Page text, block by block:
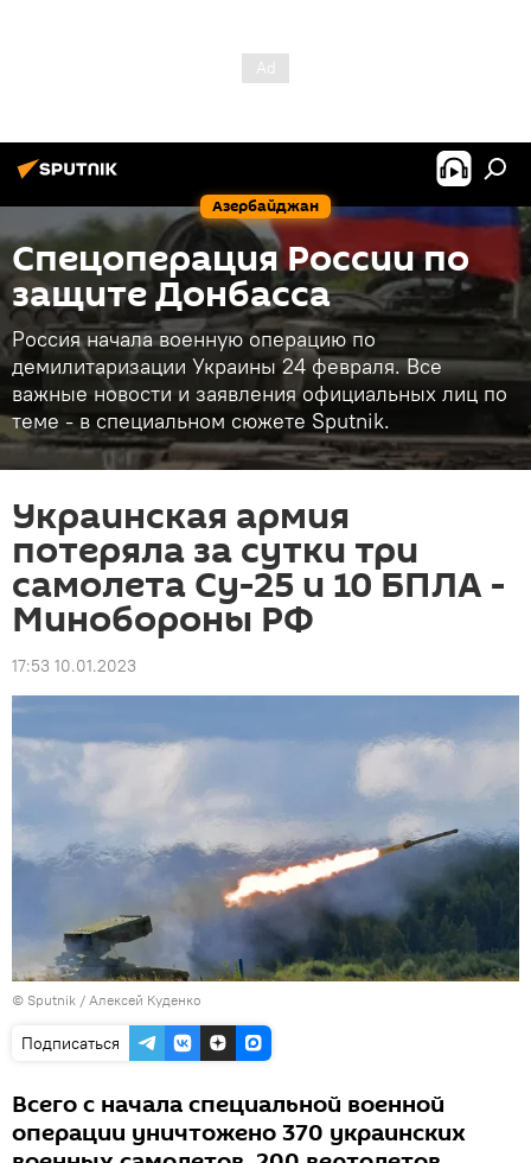
Азербайджан
Спецоперация России по
защите Донбасса
Россия начала военную операцию по
демилитаризации Украины 24 февраля. Все
важные новости и заявления официальных лиц по
теме - в специальном сюжете Sputnik.
Украинская армия
потеряла за сутки три
самолета Су-25 и 10 БПЛА -
Минобороны РФ
17:53 10.01.2023
© Sputnik / Алексей Куденко
Подписаться
Всего с начала специальной военной
операции уничтожено 370 украинских